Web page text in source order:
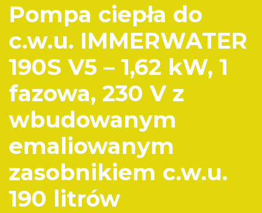
Pompa ciepła do
c.w.u. IMMERWATER
190S V5 – 1,62 kW, 1
fazowa, 230 V z
wbudowanym
emaliowanym
zasobnikiem c.w.u.
190 litrów